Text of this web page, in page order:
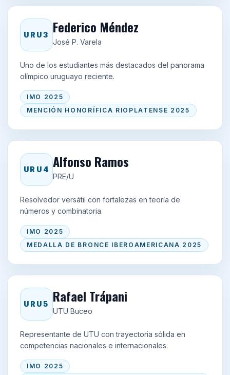
URU3 Federico Méndez
José P. Varela
Uno de los estudiantes más destacados del panorama
olímpico uruguayo reciente.
IMO 2025
MENCIÓN HONORÍFICA RIOPLATENSE 2025
URU4 Alfonso Ramos
PRE/U
Resolvedor versátil con fortalezas en teoría de
números y combinatoria.
IMO 2025
MEDALLA DE BRONCE IBEROAMERICANA 2025
URU5 Rafael Trápani
UTU Buceo
Representante de UTU con trayectoria sólida en
competencias nacionales e internacionales.
IMO 2025